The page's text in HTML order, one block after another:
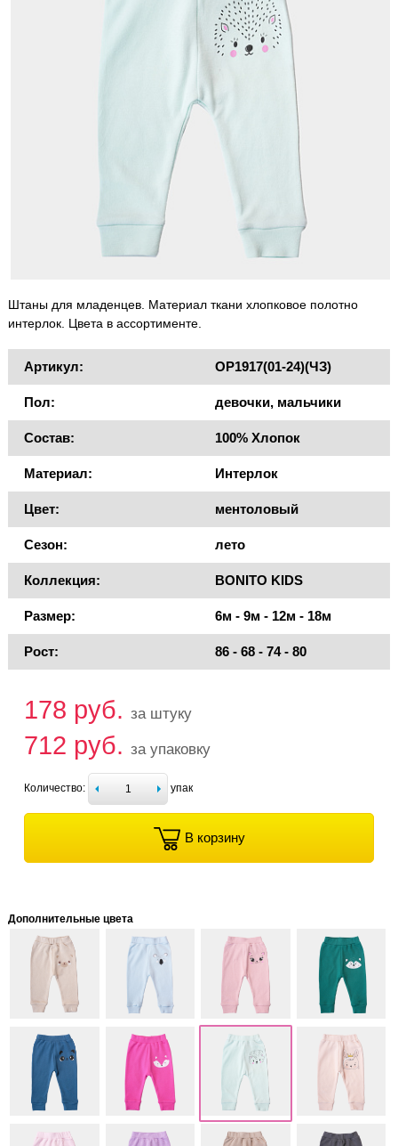
Штаны для младенцев. Материал ткани хлопковое полотно
интерлок. Цвета в ассортименте.
Артикул: OP1917(01-24)(ЧЗ)
Пол: девочки, мальчики
Состав: 100% Хлопок
Материал: Интерлок
Цвет: ментоловый
Сезон: лето
Коллекция: BONITO KIDS
Размер: 6м - 9м - 12м - 18м
Рост: 86 - 68 - 74 - 80
178 руб. за штуку
712 руб. за упаковку
Количество: упак
В корзину
Дополнительные цвета